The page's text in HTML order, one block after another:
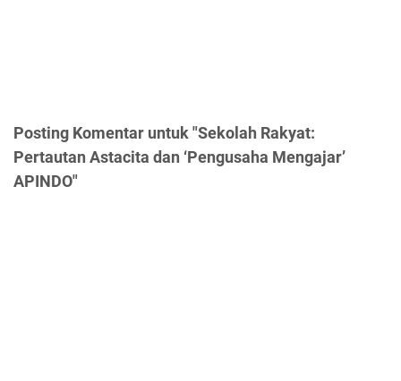
Posting Komentar untuk "Sekolah Rakyat:
Pertautan Astacita dan ‘Pengusaha Mengajar’
APINDO"